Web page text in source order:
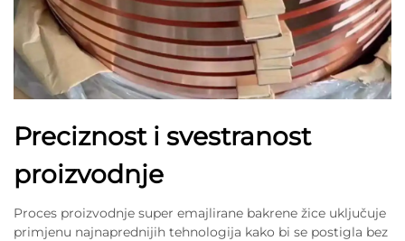
Preciznost i svestranost
proizvodnje
Proces proizvodnje super emajlirane bakrene žice uključuje
primjenu najnaprednijih tehnologija kako bi se postigla bez